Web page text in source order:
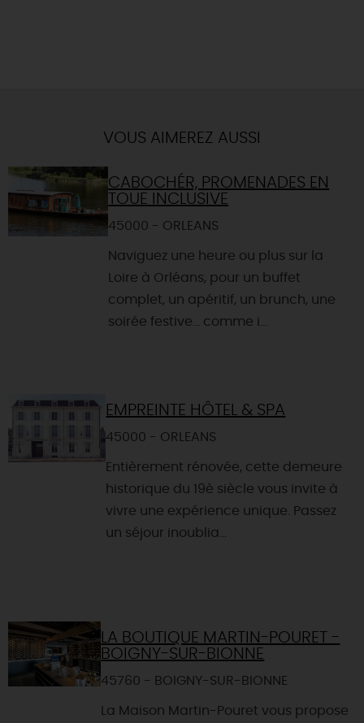
VOUS AIMEREZ AUSSI
CABOCHÉR, PROMENADES EN
TOUE INCLUSIVE
45000 - ORLEANS
Naviguez une heure ou plus sur la
Loire à Orléans, pour un buffet
complet, un apéritif, un brunch, une
soirée festive... comme i...
EMPREINTE HÔTEL & SPA
45000 - ORLEANS
Entièrement rénovée, cette demeure
historique du 19è siècle vous invite à
vivre une expérience unique. Passez
un séjour inoublia...
LA BOUTIQUE MARTIN-POURET -
BOIGNY-SUR-BIONNE
45760 - BOIGNY-SUR-BIONNE
La Maison Martin-Pouret vous propose